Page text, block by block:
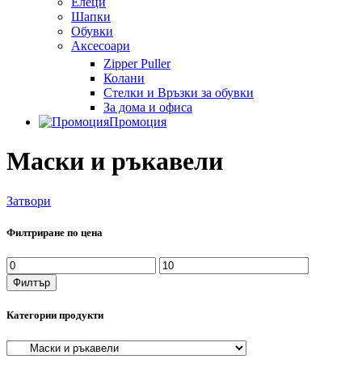
Шапки
Обувки
Аксесоари
Zipper Puller
Колани
Стелки и Връзки за обувки
За дома и офиса
Промоция
Маски и ръкавели
Затвори
Филтриране по цена
Минимална
цена
Максимална
цена
Филтър
Категории продукти